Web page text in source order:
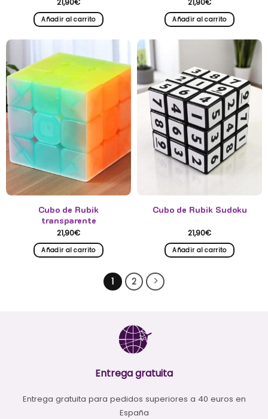
Añadir al carrito Añadir al carrito
Cubo de Rubik
transparente
21,90€
Añadir al carrito
Cubo de Rubik Sudoku
21,90€
Añadir al carrito
1 2
Entrega gratuita
Entrega gratuita para pedidos superiores a 40 euros en
España